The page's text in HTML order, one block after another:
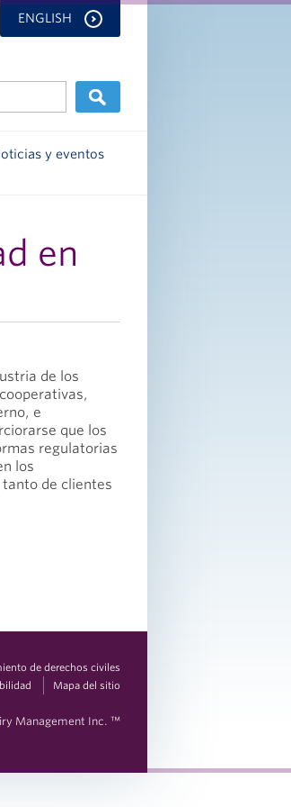
ENGLISH
y eventos
en
de los
e
que los
regulatorias
los
de clientes
de derechos civiles
Mapa del sitio
Management Inc. ™